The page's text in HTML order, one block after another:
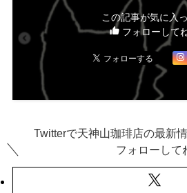
この記事が気に入
フォローして
Twitterで天神山珈琲店の最新
フォローして